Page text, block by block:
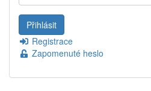
Registrace
Zapomenuté heslo